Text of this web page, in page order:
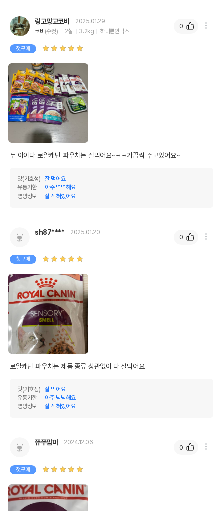
링고망고코비
2025.01.29
코비(수컷) 2살 3.2kg 하나뿐인믹스
첫구매
두 아이다 로얄캐닌 파우치는 잘먹어요~ㅋㅋ가끔씩 주고있어요~
맛(기호성)
잘 먹어요
유통기한
아주 넉넉해요
영양정보
잘 적혀있어요
0
sh87**** 2025.01.20
첫구매
로얄캐닌 파우치는 제품 종류 상관없이 다 잘먹어요
맛(기호성)
잘 먹어요
유통기한
아주 넉넉해요
영양정보
잘 적혀있어요
0
쮸쭈맘마 2024.12.06
첫구매
0